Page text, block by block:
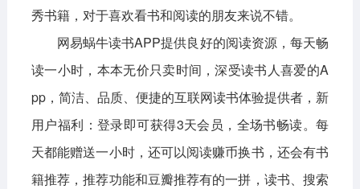
影音播放 系统工具 社交通讯
主题美化 新闻阅读 摄影图像
生活实用 运动健康
秀书籍，对于喜欢看书和阅读的朋友来说不错。
网易蜗牛读书APP提供良好的阅读资源，每天畅
读一小时，本本无价只卖时间，深受读书人喜爱的A
pp，简洁、品质、便捷的互联网读书体验提供者，新
用户福利：登录即可获得3天会员，全场书畅读。每
天都能赠送一小时，还可以阅读赚币换书，还会有书
籍推荐，推荐功能和豆瓣推荐有的一拼，读书、搜索